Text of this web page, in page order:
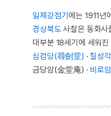
일제강점기에는 1911년
경상북도 사찰은 동화
대부분 18세기에 세워진
심검당(尋劍堂) ·칠성각
금당암(金堂庵) · 비로